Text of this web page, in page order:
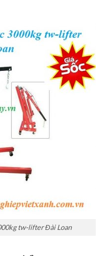
tw-lifter Đài Loan